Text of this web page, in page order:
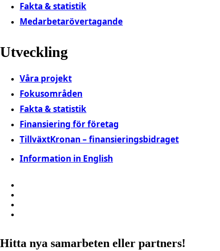
Fakta & statistik
Medarbetarövertagande
Utveckling
Våra projekt
Fokusområden
Fakta & statistik
Finansiering för företag
TillväxtKronan – finansieringsbidraget
Information in English
Hitta nya samarbeten eller partners!